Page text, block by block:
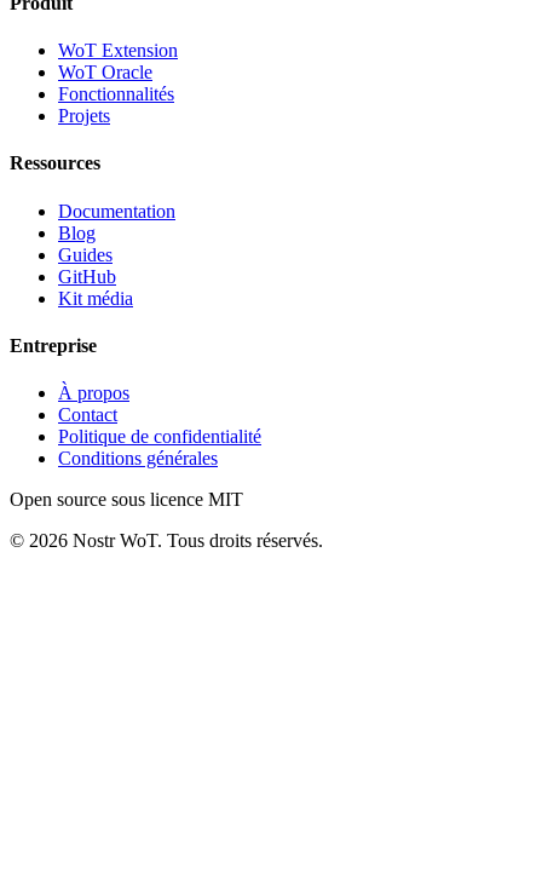
WoT Extension
WoT Oracle
Fonctionnalités
Projets
Ressources
Documentation
Blog
Guides
GitHub
Kit média
Entreprise
À propos
Contact
Politique de confidentialité
Conditions générales
Open source sous licence MIT
© 2026 Nostr WoT. Tous droits réservés.